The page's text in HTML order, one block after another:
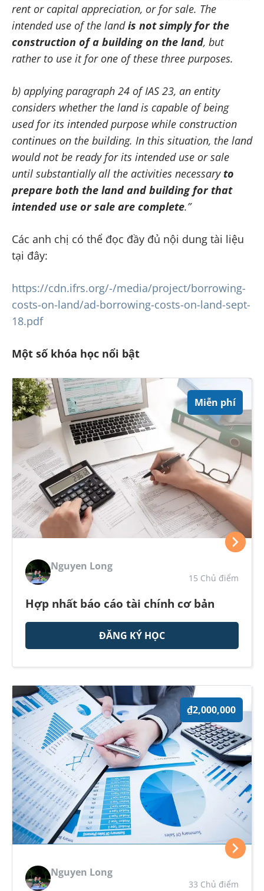
rent or capital appreciation, or for sale. The
intended use of the landis not simply for the
construction of a building on the land, but
rather to use it for one of these three purposes.
b) applying paragraph 24 of IAS 23, an entity
considers whether the land is capable of being
used for its intended purpose while construction
continues on the building. In this situation, the land
would not be ready for its intended use or sale
until substantially all the activities necessary to
prepare both the land and building for that
intended use or sale are complete.”
Các anh chị có thể đọc đầy đủ nội dung tài liệu
tại đây:
https://cdn.ifrs.org/-/media/project/borrowing-
costs-on-land/ad-borrowing-costs-on-land-sept-
18.pdf
Một số khóa học nổi bật
Miễn phí
Nguyen Long
15 Chủ điểm
Hợp nhất báo cáo tài chính cơ bản
ĐĂNG KÝ HỌC
₫2,000,000
Nguyen Long
33 Chủ điểm